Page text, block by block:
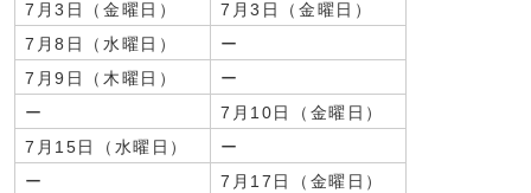
7月3日（金曜日）
7月3日（金曜日）
7月8日（水曜日）
ー
7月9日（木曜日）
ー
ー
7月10日（金曜日）
7月15日（水曜日）
ー
ー
7月17日（金曜日）